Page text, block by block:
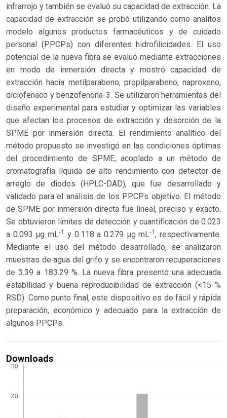
infrarrojo y también se evaluó su capacidad de extracción. La
capacidad de extracción se probó utilizando como analitos
modelo algunos productos farmacéuticos y de cuidado
personal (PPCPs) con diferentes hidrofilicidades. El uso
potencial de la nueva fibra se evaluó mediante extracciones
en modo de inmersión directa y mostró capacidad de
extracción hacia metilparabeno, propilparabeno, naproxeno,
diclofenaco y benzofenona-3. Se utilizaron herramientas del
diseño experimental para estudiar y optimizar las variables
que afectan los procesos de extracción y desorción de la
SPME por inmersión directa. El rendimiento analítico del
método propuesto se investigó en las condiciones óptimas
del procedimiento de SPME, acoplado a un método de
cromatografía líquida de alto rendimiento con detector de
arreglo de diodos (HPLC-DAD), que fue desarrollado y
validado para el análisis de los PPCPs objetivo. El método
de SPME por inmersión directa fue lineal, preciso y exacto.
Se obtuvieron límites de detección y cuantificación de 0.023
a 0.093 μg mL-1 y 0.118 a 0.279 μg mL-1, respectivamente.
Mediante el uso del método desarrollado, se analizaron
muestras de agua del grifo y se encontraron recuperaciones
de 3.39 a 183.29 %. La nueva fibra presentó una adecuada
estabilidad y buena reproducibilidad de extracción (<15 %
RSD). Como punto final, este dispositivo es de fácil y rápida
preparación, económico y adecuado para la extracción de
algunos PPCPs.
Downloads